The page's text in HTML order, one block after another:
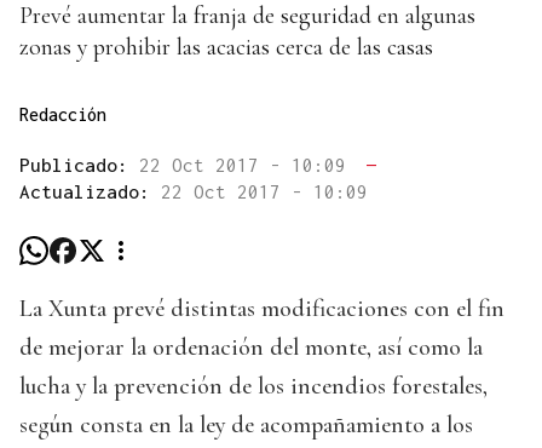
Prevé aumentar la franja de seguridad en algunas
zonas y prohibir las acacias cerca de las casas
Redacción
Publicado: 22 Oct 2017 - 10:09
—
Actualizado: 22 Oct 2017 - 10:09
La Xunta prevé distintas modificaciones con el fin
de mejorar la ordenación del monte, así como la
lucha y la prevención de los incendios forestales,
según consta en la ley de acompañamiento a los